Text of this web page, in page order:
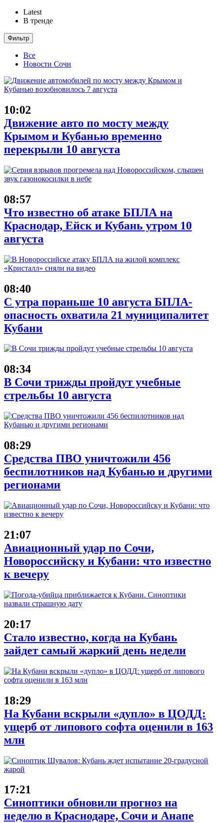
Latest
В тренде
Фильтр
Все
Новости Сочи
10:02
Движение авто по мосту между
Крымом и Кубанью временно
перекрыли 10 августа
08:57
Что известно об атаке БПЛА на
Краснодар, Ейск и Кубань утром 10
августа
08:40
С утра пораньше 10 августа БПЛА-
опасность охватила 21 муниципалитет
Кубани
08:34
В Сочи трижды пройдут учебные
стрельбы 10 августа
08:29
Средства ПВО уничтожили 456
беспилотников над Кубанью и другими
регионами
21:07
Авиационный удар по Сочи,
Новороссийску и Кубани: что известно
к вечеру
20:17
Стало известно, когда на Кубань
зайдет самый жаркий день недели
18:29
На Кубани вскрыли «дупло» в ЦОДД:
ущерб от липового софта оценили в 163
млн
17:21
Синоптики обновили прогноз на
неделю в Краснодаре, Сочи и Анапе